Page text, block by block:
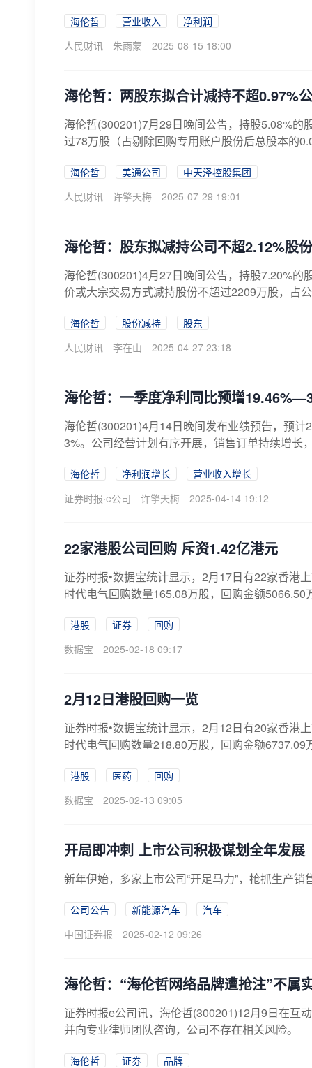
海伦哲 营业收入
净利润
人民财讯
朱雨蒙 2025-08-15 18:00
海伦哲：两股东拟合计减持不超0.97%
海伦哲(300201)7月29日晚间公告，持股5.08%的
过78万股（占剔除回购专用账户股份后总股本的
海伦哲 美通公司
中天泽控股集团
人民财讯
许擎天梅 2025-07-29 19:01
海伦哲：股东拟减持公司不超2.12%股份
海伦哲(300201)4月27日晚间公告，持股7.20%
价或大宗交易方式减持股份不超过2209万股，占
海伦哲 股份减持
股东
人民财讯
李在山 2025-04-27 23:18
海伦哲：一季度净利同比预增
海伦哲(300201)4月14日晚间发布业绩预告，预
3%。公司经营计划有序开展，销售订单持续增长
海伦哲 净利润增长
营业收入增长
证券时报·e公司
许擎天梅 2025-04-14 19:12
22家港股公司回购 斥资1.42亿港元
证券时报•数据宝统计显示，2月17日有22家香港
时代电气回购数量165.08万股，回购金额5066.50
港股 证券
回购
数据宝
2025-02-18 09:17
2月12日港股回购一览
证券时报•数据宝统计显示，2月12日有20家香港
时代电气回购数量218.80万股，回购金额6737.09
港股 医药
回购
数据宝
2025-02-13 09:05
开局即冲刺 上市公司积极谋划全年发展
新年伊始，多家上市公司“开足马力”，抢抓生产
公司公告 新能源汽车
汽车
中国证券报
2025-02-12 09:26
海伦哲：“海伦哲网络品牌遭抢注”不属
证券时报e公司讯，海伦哲(300201)12月9日在互
并向专业律师团队咨询，公司不存在相关风险。
海伦哲 证券
品牌